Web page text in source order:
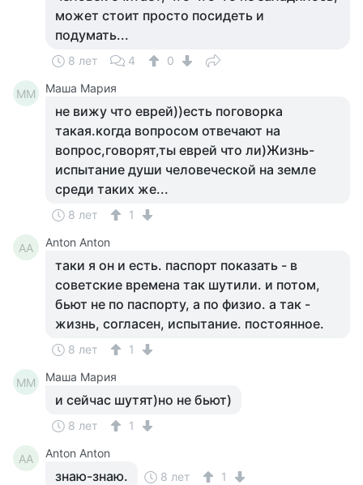
может стоит просто посидеть и
подумать...
8 лет 4 0
ММ Маша Мария
не вижу что еврей))есть поговорка
такая.когда вопросом отвечают на
вопрос,говорят,ты еврей что ли)Жизнь-
испытание души человеческой на земле
среди таких же...
8 лет 1
AA Anton Anton
таки я он и есть. паспорт показать - в
советские времена так шутили. и потом,
бьют не по паспорту, а по физио. а так -
жизнь, согласен, испытание. постоянное.
8 лет 1
ММ Маша Мария
и сейчас шутят)но не бьют)
8 лет 1
AA Anton Anton
знаю-знаю. 8 лет 1